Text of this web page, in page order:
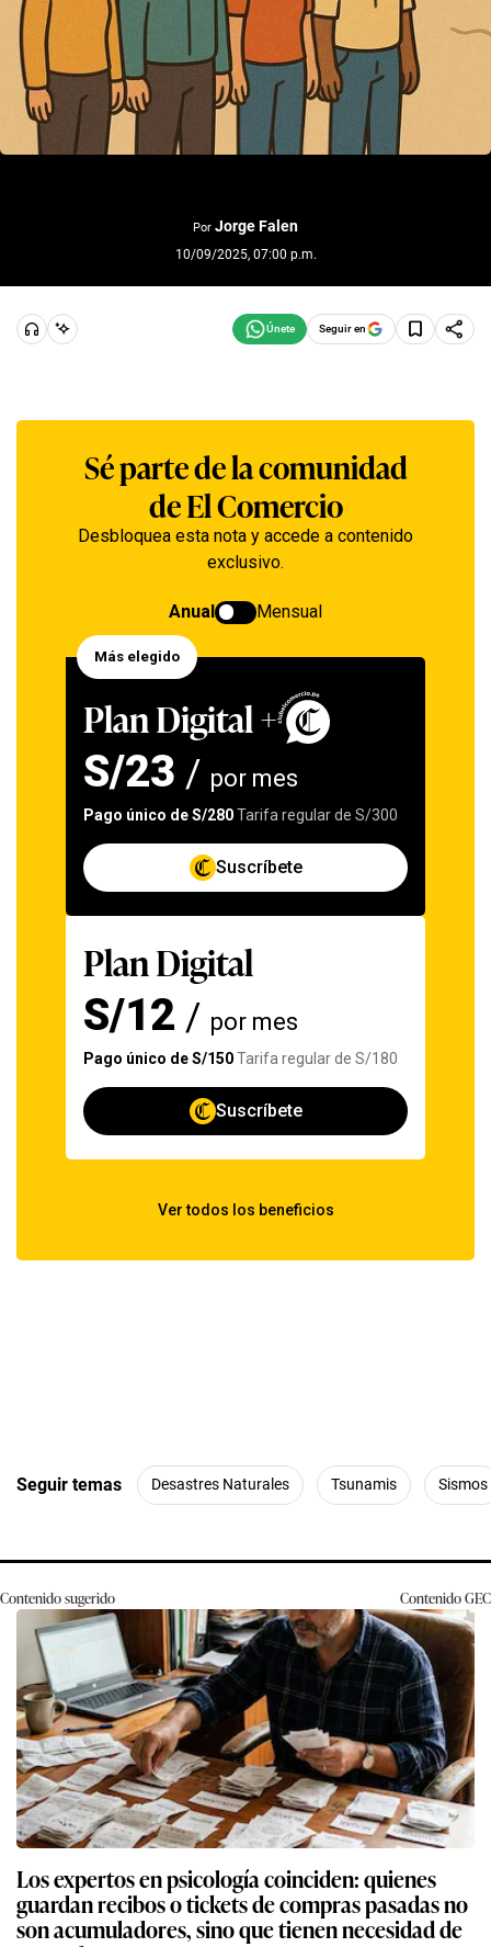
Por Jorge Falen
10/09/2025, 07:00 p.m.
Seguir en
Seguir temas Desastres Naturales Tsunamis Sismos
Contenido sugerido ContenidoGEC
Los expertos en psicología coinciden: quienes
guardan recibos o tickets de compras pasadas no
son acumuladores, sino que tienen necesidad de